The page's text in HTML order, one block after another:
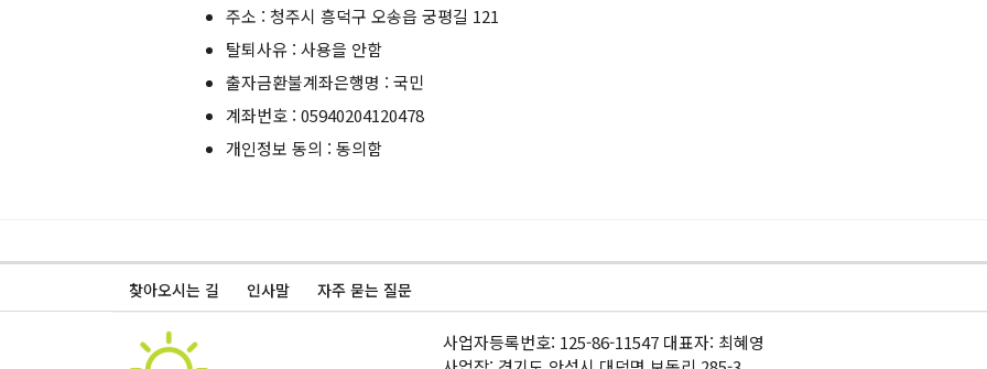
주소 : 청주시 흥덕구 오송읍 궁평길 121
탈퇴사유 : 사용을 안함
출자금환불계좌은행명 : 국민
계좌번호 : 05940204120478
개인정보 동의 : 동의함
찾아오시는 길 인사말 자주 묻는 질문
사업자등록번호: 125-86-11547 대표자: 최혜영